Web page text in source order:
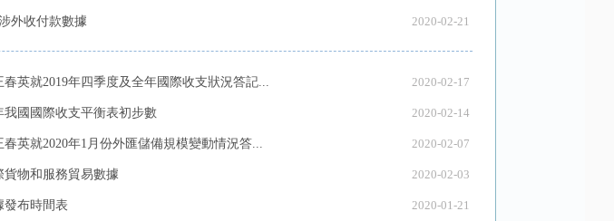
外收付款數據 2020-02-21
英就2019年四季度及全年國際收支狀況答記... 2020-02-17
我國國際收支平衡表初步數 2020-02-14
英就2020年1月份外匯儲備規模變動情況答... 2020-02-07
貨物和服務貿易數據 2020-02-03
發布時間表 2020-01-21